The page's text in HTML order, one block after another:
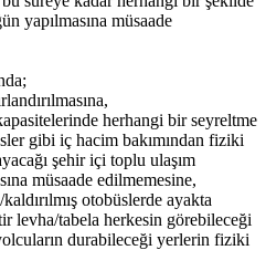
yapılmasına müsaade
herhangi bir seyreltme
gibi iç hacim bakımından fiziki
şehir içi toplu ulaşım
müsaade edilmemesine,
otobüslerde ayakta
levha/tabela herkesin görebileceği
durabileceği yerlerin fiziki